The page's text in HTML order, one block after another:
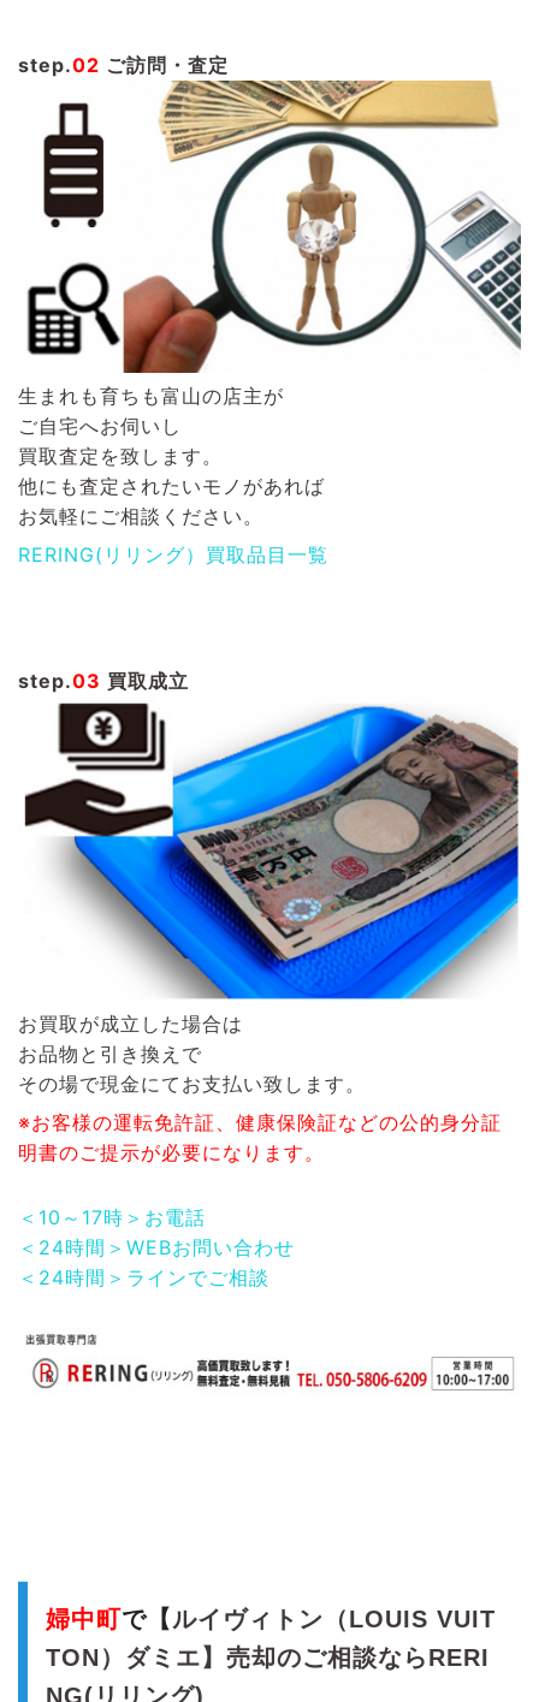
step.02 ご訪問・査定
生まれも育ちも富山の店主が
ご自宅へお伺いし
買取査定を致します。
他にも査定されたいモノがあれば
お気軽にご相談ください。
RERING(リリング）買取品目一覧
step.03 買取成立
お買取が成立した場合は
お品物と引き換えで
その場で現金にてお支払い致します。
※お客様の運転免許証、健康保険証などの公的身分証
明書のご提示が必要になります。
＜10～17時＞お電話
＜24時間＞WEBお問い合わせ
＜24時間＞ラインでご相談
婦中町で【 ルイヴィトン（LOUIS VUIT
TON）ダミエ】売却のご相談ならRERI
NG(リリング)